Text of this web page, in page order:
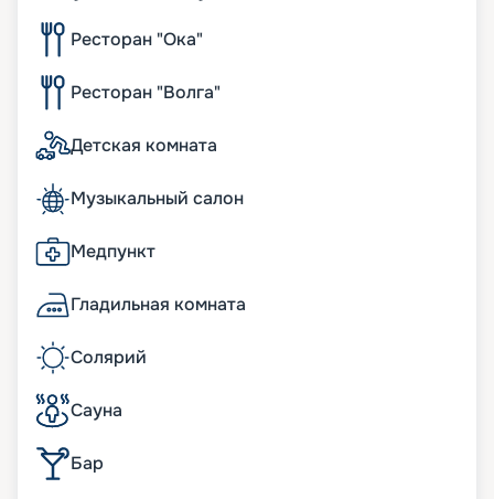
Ресторан "Ока"
Ресторан "Волга"
Детская комната
Музыкальный салон
Медпункт
Гладильная комната
Солярий
Сауна
Бар